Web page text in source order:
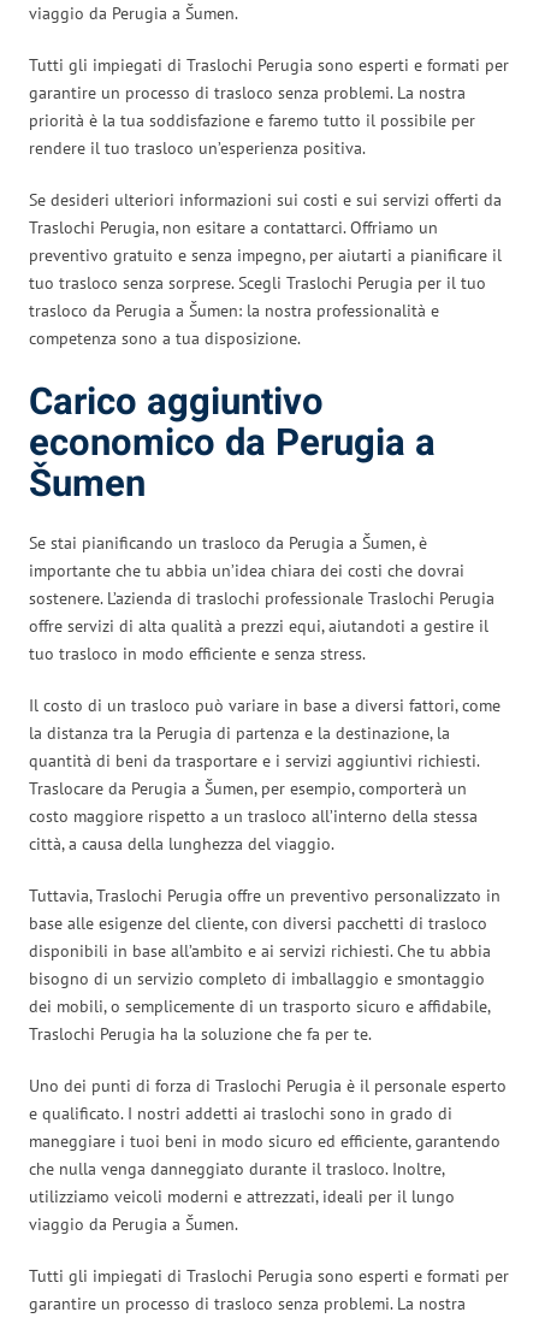
viaggio da Perugia a Šumen.
Tutti gli impiegati di Traslochi Perugia sono esperti e formati per
garantire un processo di trasloco senza problemi. La nostra
priorità è la tua soddisfazione e faremo tutto il possibile per
rendere il tuo trasloco un’esperienza positiva.
Se desideri ulteriori informazioni sui costi e sui servizi offerti da
Traslochi Perugia, non esitare a contattarci. Offriamo un
preventivo gratuito e senza impegno, per aiutarti a pianificare il
tuo trasloco senza sorprese. Scegli Traslochi Perugia per il tuo
trasloco da Perugia a Šumen: la nostra professionalità e
competenza sono a tua disposizione.
Carico aggiuntivo
economico da Perugia a
Šumen
Se stai pianificando un trasloco da Perugia a Šumen, è
importante che tu abbia un’idea chiara dei costi che dovrai
sostenere. L’azienda di traslochi professionale Traslochi Perugia
offre servizi di alta qualità a prezzi equi, aiutandoti a gestire il
tuo trasloco in modo efficiente e senza stress.
Il costo di un trasloco può variare in base a diversi fattori, come
la distanza tra la Perugia di partenza e la destinazione, la
quantità di beni da trasportare e i servizi aggiuntivi richiesti.
Traslocare da Perugia a Šumen, per esempio, comporterà un
costo maggiore rispetto a un trasloco all’interno della stessa
città, a causa della lunghezza del viaggio.
Tuttavia, Traslochi Perugia offre un preventivo personalizzato in
base alle esigenze del cliente, con diversi pacchetti di trasloco
disponibili in base all’ambito e ai servizi richiesti. Che tu abbia
bisogno di un servizio completo di imballaggio e smontaggio
dei mobili, o semplicemente di un trasporto sicuro e affidabile,
Traslochi Perugia ha la soluzione che fa per te.
Uno dei punti di forza di Traslochi Perugia è il personale esperto
e qualificato. I nostri addetti ai traslochi sono in grado di
maneggiare i tuoi beni in modo sicuro ed efficiente, garantendo
che nulla venga danneggiato durante il trasloco. Inoltre,
utilizziamo veicoli moderni e attrezzati, ideali per il lungo
viaggio da Perugia a Šumen.
Tutti gli impiegati di Traslochi Perugia sono esperti e formati per
garantire un processo di trasloco senza problemi. La nostra